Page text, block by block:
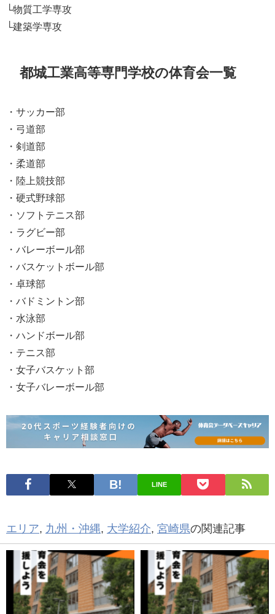
└物質工学専攻
└建築学専攻
都城工業高等専門学校の体育会一覧
・サッカー部
・弓道部
・剣道部
・柔道部
・陸上競技部
・硬式野球部
・ソフトテニス部
・ラグビー部
・バレーボール部
・バスケットボール部
・卓球部
・バドミントン部
・水泳部
・ハンドボール部
・テニス部
・女子バスケット部
・女子バレーボール部
LINE
エリア 九州・沖縄 大学紹介 宮崎県の関連記事